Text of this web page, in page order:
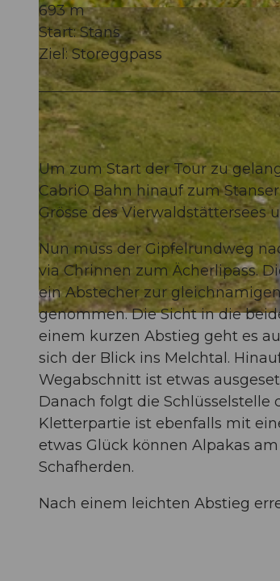
© Christina Bucher, Nidwalden Tourismus
© Christina Bucher, Nidwalden Tourismus
693 m
Start: Stans
Ziel: Storeggpass
Um zum Start der Tour zu
CabriO Bahn hinauf zum
Grösse des Vierwaldstättersees
Nun muss der Gipfelrundweg
via Chrinnen zum Ächerlipass.
ein Abstecher zur
genommen. Die Sicht in die
einem kurzen Abstieg geht es
sich der Blick ins Melchtal.
Wegabschnitt ist etwas
Danach folgt die Schlüsselstelle
Kletterpartie ist ebenfalls mit
etwas Glück können Alpakas
Schafherden.
Nach einem leichten Abstieg